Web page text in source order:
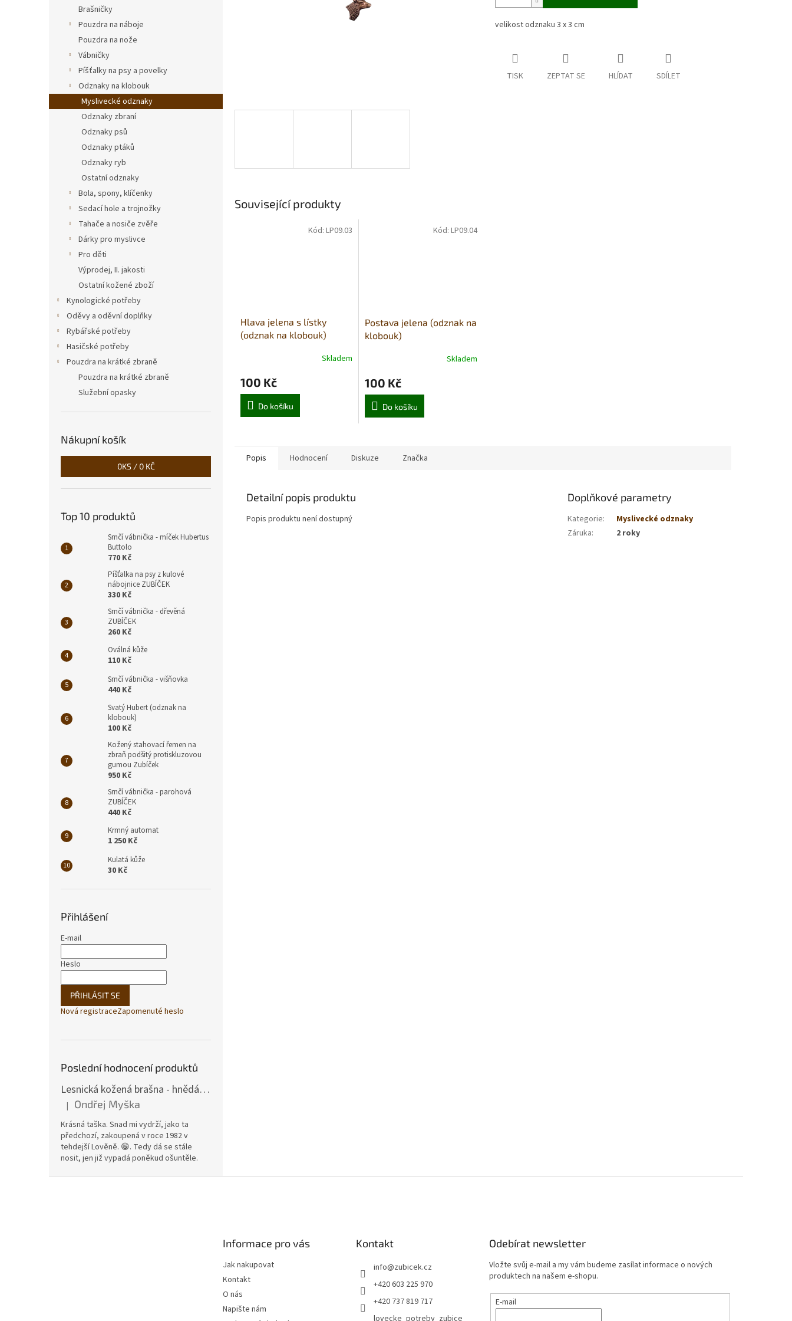
Brašničky
Pouzdra na náboje
Pouzdra na nože
Vábničky
Píšťalky na psy a povelky
Odznaky na klobouk
Myslivecké odznaky
Odznaky zbraní
Odznaky psů
Odznaky ptáků
Odznaky ryb
Ostatní odznaky
Bola, spony, klíčenky
Sedací hole a trojnožky
Tahače a nosiče zvěře
Dárky pro myslivce
Pro děti
Výprodej, II. jakosti
Ostatní kožené zboží
Kynologické potřeby
Oděvy a oděvní doplňky
Rybářské potřeby
Hasičské potřeby
Pouzdra na krátké zbraně
Pouzdra na krátké zbraně
Služební opasky
Nákupní košík
0KS / 0 KČ
Top 10 produktů
Srnčí vábnička - míček Hubertus
Buttolo
770 Kč
Píšťalka na psy z kulové
nábojnice ZUBÍČEK
330 Kč
Srnčí vábnička - dřevěná
ZUBÍČEK
260 Kč
Oválná kůže
110 Kč
Srnčí vábnička - višňovka
440 Kč
Svatý Hubert (odznak na
klobouk)
100 Kč
Kožený stahovací řemen na
zbraň podšitý protiskluzovou
gumou Zubíček
950 Kč
Srnčí vábnička - parohová
ZUBÍČEK
440 Kč
Krmný automat
1 250 Kč
Kulatá kůže
30 Kč
Přihlášení
E-mail
Heslo
PŘIHLÁSIT SE
Nová registraceZapomenuté heslo
Poslední hodnocení produktů
Lesnická kožená brašna - hnědá hovězina
Hodnocení produktu je 5 z 5 hvězdiček.
| Ondřej Myška
Krásná taška. Snad mi vydrží, jako ta
předchozí, zakoupená v roce 1982 v
tehdejší Lověně. 😁. Tedy dá se stále
nosit, jen již vypadá poněkud ošuntěle.
velikost odznaku 3 x 3 cm
TISK ZEPTAT SE HLÍDAT SDÍLET
Související produkty
Hlava jelena s lístky
(odznak na klobouk)
Skladem
100 Kč
Do košíku
Kód: LP09.03
Postava jelena (odznak na
klobouk)
Skladem
100 Kč
Do košíku
Kód: LP09.04
Popis Hodnocení Diskuze Značka
Detailní popis produktu
Popis produktu není dostupný
Doplňkové parametry
Kategorie:
Myslivecké odznaky
Záruka: 2 roky
Informace pro vás
Jak nakupovat
Kontakt
O nás
Napište nám
Kontakt
info@zubicek.cz
+420 603 225 970
+420 737 819 717
lovecke_potreby_zubice
Odebírat newsletter
Vložte svůj e-mail a my vám budeme zasílat informace o nových
produktech na našem e-shopu.
E-mail